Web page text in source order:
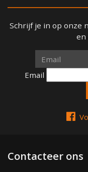
Schrijf je in op onze
en
Email
Contacteer ons